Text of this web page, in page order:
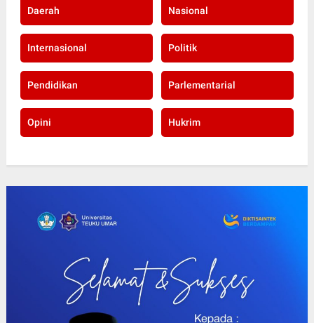
Daerah Nasional
Internasional Politik
Pendidikan Parlementarial
Opini Hukrim